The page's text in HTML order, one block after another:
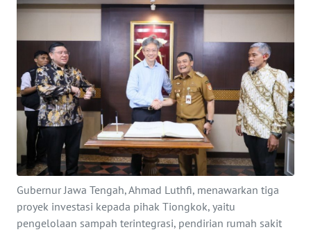
Gubernur Jawa Tengah, Ahmad Luthfi, menawarkan tiga
proyek investasi kepada pihak Tiongkok, yaitu
pengelolaan sampah terintegrasi, pendirian rumah sakit
SOLO
OPINI
SEMARANG
BOROBUDUR
Informasi
INDEKS
BERITA